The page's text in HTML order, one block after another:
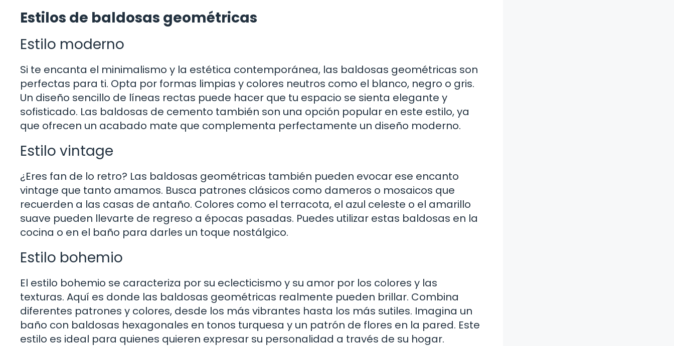
Estilos de baldosas geométricas
Estilo moderno
Si te encanta el minimalismo y la estética contemporánea, las baldosas geométricas son
perfectas para ti. Opta por formas limpias y colores neutros como el blanco, negro o gris.
Un diseño sencillo de líneas rectas puede hacer que tu espacio se sienta elegante y
sofisticado. Las baldosas de cemento también son una opción popular en este estilo, ya
que ofrecen un acabado mate que complementa perfectamente un diseño moderno.
Estilo vintage
¿Eres fan de lo retro? Las baldosas geométricas también pueden evocar ese encanto
vintage que tanto amamos. Busca patrones clásicos como dameros o mosaicos que
recuerden a las casas de antaño. Colores como el terracota, el azul celeste o el amarillo
suave pueden llevarte de regreso a épocas pasadas. Puedes utilizar estas baldosas en la
cocina o en el baño para darles un toque nostálgico.
Estilo bohemio
El estilo bohemio se caracteriza por su eclecticismo y su amor por los colores y las
texturas. Aquí es donde las baldosas geométricas realmente pueden brillar. Combina
diferentes patrones y colores, desde los más vibrantes hasta los más sutiles. Imagina un
baño con baldosas hexagonales en tonos turquesa y un patrón de flores en la pared. Este
estilo es ideal para quienes quieren expresar su personalidad a través de su hogar.